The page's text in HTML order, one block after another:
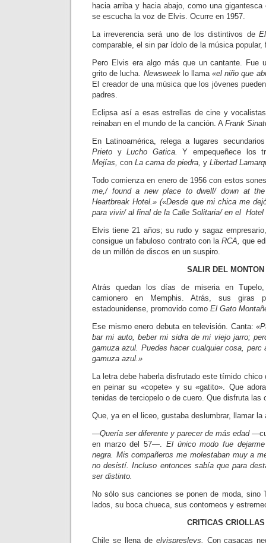
hacia arriba y hacia abajo, como una
se escucha la voz de Elvis. Ocurre en 1957.
La irreverencia será uno de los dis­tintivos de
comparable, el sin par ídolo de la mú­sica
Pero Elvis era algo más que un cantan­te. Fue
grito de lucha. Newsweeklo llama «el niño que
El creador de una música que los jóvenes
padres.
Eclipsa así a esas estrellas de cine y
rei­naban en el mundo de la canción. A Frank
En Latinoamérica, relega a lugares
Prieto yLucho Gatica.
Y empequeñece los
Mejías, con La cama de piedra, y Libertad
Todo comienza en enero de 1956 con estos
me,/ found a new place to dwell/ down at
Heartbreak Hotel.» («Desde que mi chica me
para vivir/ al final de la Calle Solitaria/ en el Hotel
Elvis tiene 21 años; su rudo y sagaz
consigue un fabuloso contrato con la RCA, que
de un millón de discos en un suspiro.
SALIR DEL MONTON
Atrás quedan los días de miseria en
camionero en Memphis. Atrás, sus giras
estadounidense, pro­movido como El Gato
Ese mismo enero debuta en televi­sión. Canta:
bar mi auto, beber mi sidra de mi viejo ja­rro;
gamuza azul. Puedes hacer cualquier cosa, perc
gamuza azul.»
La letra debe haberla disfrutado este tímido chico
en peinar su «copete» y su «gatito». Que
tenidas de terciopelo o de cuero. Que disfruta las
Que, ya en el liceo, gustaba deslum­brar, llamar la
—Quería ser diferente y parecer de más edad
en marzo del 57—. El único modo fue
negra. Mis compañeros me molestaban muy a
no desistí. Incluso entonces sabía que para
ser distinto.
No sólo sus canciones se ponen de moda,
lados, su boca chueca, sus contorneos y
CRITICAS CRIOLLAS
Chile se llena de elvispresleys. Con casacas